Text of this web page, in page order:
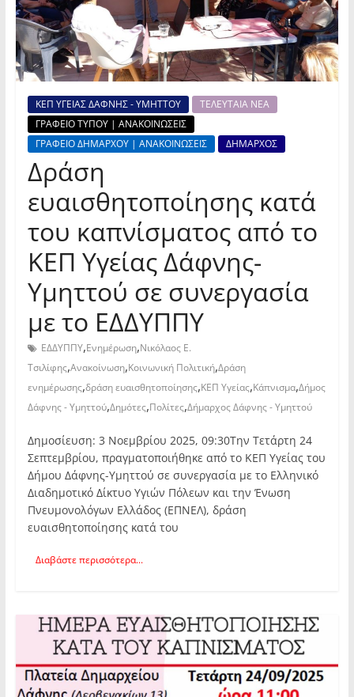
ΚΕΠ ΥΓΕΙΑΣ ΔΑΦΝΗΣ - ΥΜΗΤΤΟΥ
ΤΕΛΕΥΤΑΙΑ ΝΕΑ
ΓΡΑΦΕΙΟ ΤΥΠΟΥ | ΑΝΑΚΟΙΝΩΣΕΙΣ
ΓΡΑΦΕΙΟ ΔΗΜΑΡΧΟΥ | ΑΝΑΚΟΙΝΩΣΕΙΣ
ΔΗΜΑΡΧΟΣ
Δράση
ευαισθητοποίησης κατά
του καπνίσματος από το
ΚΕΠ Υγείας Δάφνης-
Υμηττού σε συνεργασία
με το ΕΔΔΥΠΠΥ
ΕΔΔΥΠΠΥ,Ενημέρωση,Νικόλαος Ε.
Τσιλίφης,Ανακοίνωση,Κοινωνική Πολιτική,Δράση
ενημέρωσης,δράση ευαισθητοποίησης,ΚΕΠ Υγείας,Κάπνισμα,Δήμος
Δάφνης - Υμηττού,Δημότες,Πολίτες,Δήμαρχος Δάφνης - Υμηττού
Δημοσίευση: 3 Νοεμβρίου 2025, 09:30Την Τετάρτη 24
Σεπτεμβρίου, πραγματοποιήθηκε από το ΚΕΠ Υγείας του
Δήμου Δάφνης-Υμηττού σε συνεργασία με το Ελληνικό
Διαδημοτικό Δίκτυο Υγιών Πόλεων και την Ένωση
Πνευμονολόγων Ελλάδος (ΕΠΝΕΛ), δράση
ευαισθητοποίησης κατά του
Διαβάστε περισσότερα...